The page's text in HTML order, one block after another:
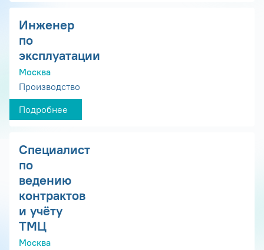
Инженер
по
эксплуатации
Москва
Производство
Подробнее
Специалист
по
ведению
контрактов
и учёту
ТМЦ
Москва